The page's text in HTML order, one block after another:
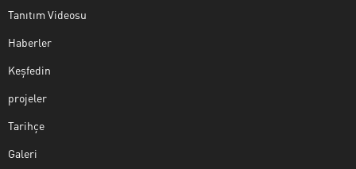
Tanıtım Videosu
Haberler
Keşfedin
projeler
Tarihçe
Galeri